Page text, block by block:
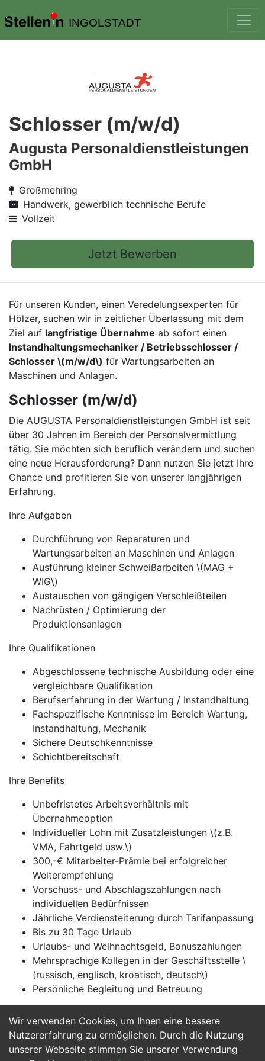
INGOLSTADT
Wir verwenden Cookies, um Ihnen eine bessere
Nutzererfahrung zu ermöglichen. Durch die Nutzung
unserer Webseite stimmen Sie unserer Verwendung
Schlosser (m/w/d)
Augusta Personaldienstleistungen
GmbH
Großmehring
Handwerk, gewerblich technische Berufe
Vollzeit
Jetzt Bewerben
Für unseren Kunden, einen Veredelungsexperten für
Hölzer, suchen wir in zeitlicher Überlassung mit dem
Ziel auf langfristige Übernahme ab sofort einen
Instandhaltungsmechaniker / Betriebsschlosser /
Schlosser \(m/w/d\) für Wartungsarbeiten an
Maschinen und Anlagen.
Schlosser (m/w/d)
Die AUGUSTA Personaldienstleistungen GmbH ist seit
über 30 Jahren im Bereich der Personalvermittlung
tätig. Sie möchten sich beruflich verändern und suchen
eine neue Herausforderung? Dann nutzen Sie jetzt Ihre
Chance und profitieren Sie von unserer langjährigen
Erfahrung.
Ihre Aufgaben
Durchführung von Reparaturen und
Wartungsarbeiten an Maschinen und Anlagen
Ausführung kleiner Schweißarbeiten \(MAG +
WIG\)
Austauschen von gängigen Verschleißteilen
Nachrüsten / Optimierung der
Produktionsanlagen
Ihre Qualifikationen
Abgeschlossene technische Ausbildung oder eine
vergleichbare Qualifikation
Berufserfahrung in der Wartung / Instandhaltung
Fachspezifische Kenntnisse im Bereich Wartung,
Instandhaltung, Mechanik
Sichere Deutschkenntnisse
Schichtbereitschaft
Ihre Benefits
Unbefristetes Arbeitsverhältnis mit
Übernahmeoption
Individueller Lohn mit Zusatzleistungen \(z.B.
VMA, Fahrtgeld usw.\)
300,-€ Mitarbeiter-Prämie bei erfolgreicher
Weiterempfehlung
Vorschuss- und Abschlagszahlungen nach
individuellen Bedürfnissen
Jährliche Verdiensteiterung durch Tarifanpassung
Bis zu 30 Tage Urlaub
Urlaubs- und Weihnachtsgeld, Bonuszahlungen
Mehrsprachige Kollegen in der Geschäftsstelle \
(russisch, englisch, kroatisch, deutsch\)
Persönliche Begleitung und Betreuung
Jetzt Bewerben